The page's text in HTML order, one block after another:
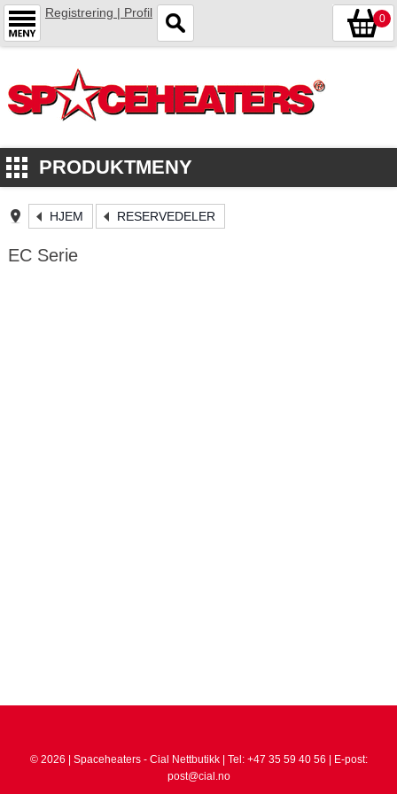
Registrering | Profil 0
PRODUKTMENY
HJEM RESERVEDELER
EC Serie
© 2026 | Spaceheaters - Cial Nettbutikk | Tel: +47 35 59 40 56 | E-post:
post@cial.no